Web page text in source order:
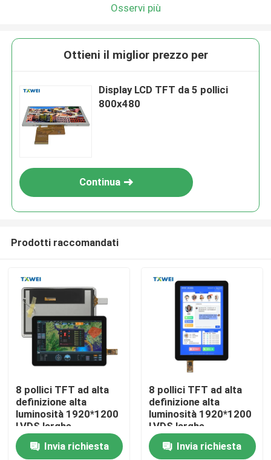
Prodotti
Su di noi
Osservi più
Ottieni il miglior prezzo per
Display LCD TFT da 5 pollici
800x480
Continua
Prodotti raccomandati
8 pollici TFT ad alta
definizione alta
luminosità 1920*1200
LVDS larghe
temperature touch
screen drone remote
Invia richiesta
8 pollici TFT ad alta
definizione alta
luminosità 1920*1200
LVDS larghe
temperature touch
screen drone remote
Invia richiesta